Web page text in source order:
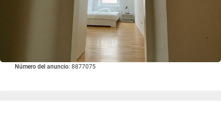
Número del anuncio: 8877075